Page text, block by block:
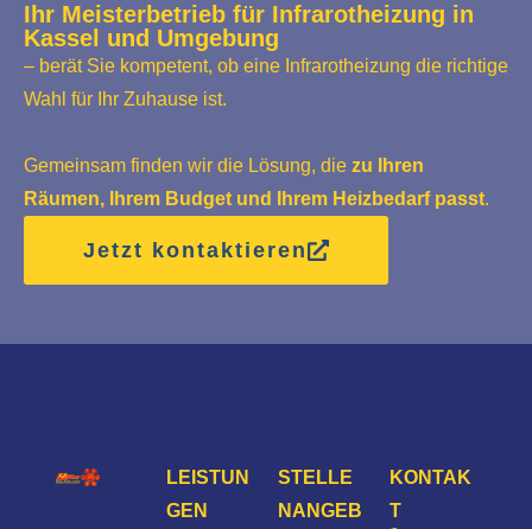
Ihr Meisterbetrieb für Infrarotheizung in
Kassel und Umgebung
– berät Sie kompetent, ob eine Infrarotheizung die richtige
Wahl für Ihr Zuhause ist.
Gemeinsam finden wir die Lösung, die zu Ihren
Räumen, Ihrem Budget und Ihrem Heizbedarf passt.
Jetzt kontaktieren
LEISTUN
GEN
STELLE
NANGEB
KONTAK
T